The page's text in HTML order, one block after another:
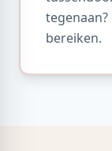
bereiken.